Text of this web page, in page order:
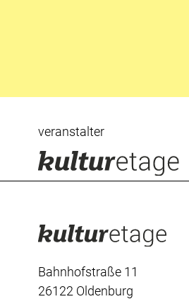
veranstalter
Bahnhofstraße 11
26122 Oldenburg